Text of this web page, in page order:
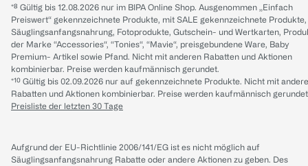
*⁸ Gültig bis 12.08.2026 nur im BIPA Online Shop. Ausgenommen „Einfach
Preiswert“ gekennzeichnete Produkte, mit SALE gekennzeichnete Produkte,
Säuglingsanfangsnahrung, Fotoprodukte, Gutschein- und Wertkarten,
der Marke “Accessories“, “Tonies“, “Mavie“, preisgebundene Ware, Baby
Premium- Artikel sowie Pfand. Nicht mit anderen Rabatten und Aktionen
kombinierbar. Preise werden kaufmännisch gerundet.
*¹⁰ Gültig bis 02.09.2026 nur auf gekennzeichnete Produkte. Nicht mit
Rabatten und Aktionen kombinierbar. Preise werden kaufmännisch
Preisliste der letzten 30 Tage
Aufgrund der EU-Richtlinie 2006/141/EG ist es nicht möglich auf
Säuglingsanfangsnahrung Rabatte oder andere Aktionen zu geben. Des